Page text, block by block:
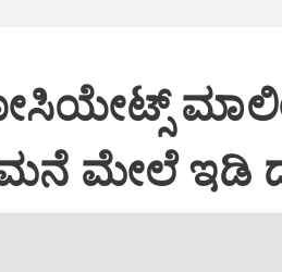
ಮನೆ ಮೇಲೆ ಇಡಿ‌